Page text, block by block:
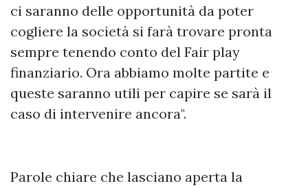
ci saranno delle opportunità da poter
cogliere la società si farà trovare pronta
sempre tenendo conto del Fair play
finanziario. Ora abbiamo molte partite e
queste saranno utili per capire se sarà il
caso di intervenire ancora".
Parole chiare che lasciano aperta la